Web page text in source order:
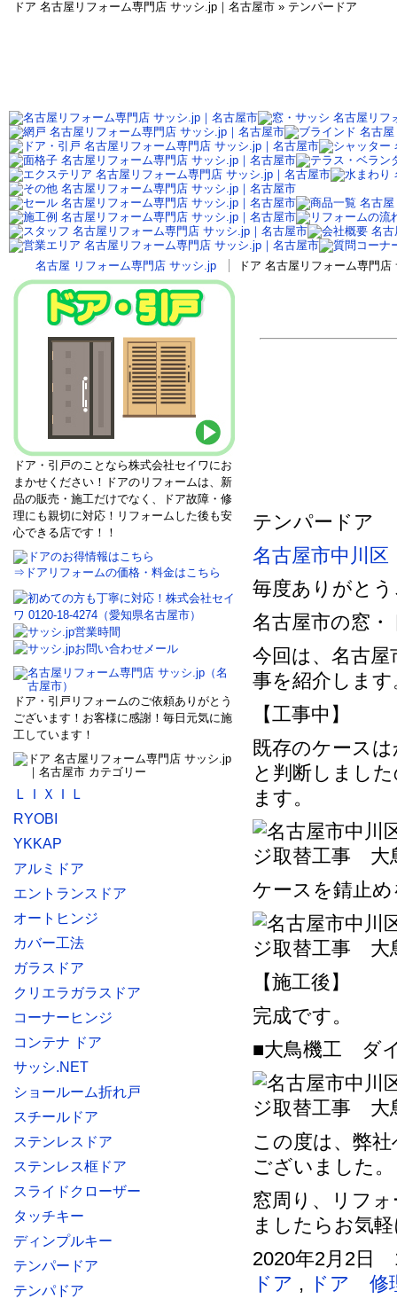
ドア 名古屋リフォーム専門店 サッシ.jp｜名古屋市 » テンパードア
名古屋 リフォーム専門店 サッシ.jp ドア 名古屋リフォーム専門
テンパードア
名古屋市中川
毎度ありがと
名古屋市の窓
今回は、名古
事を紹介します
【工事中】
既存のケース
と判断しまし
ます。
ケースを錆止
【施工後】
完成です。
■大鳥機工 ダ
この度は、弊
ございました。
窓周り、リフ
ましたらお気
2020年2月2日
ドア , ドア 修
ドア・引戸のことなら株式会社セイワにお
まかせください！ドアのリフォームは、新
品の販売・施工だけでなく、ドア故障・修
理にも親切に対応！リフォームした後も安
心できる店です！！
⇒ドアリフォームの価格・料金はこちら
ドア・引戸リフォームのご依頼ありがとう
ございます！お客様に感謝！毎日元気に施
工しています！
ＬＩＸＩＬ
RYOBI
YKKAP
アルミドア
エントランスドア
オートヒンジ
カバー工法
ガラスドア
クリエラガラスドア
コーナーヒンジ
コンテナ ドア
サッシ.NET
ショールーム折れ戸
スチールドア
ステンレスドア
ステンレス框ドア
スライドクローザー
タッチキー
ディンプルキー
テンパードア
テンパドア